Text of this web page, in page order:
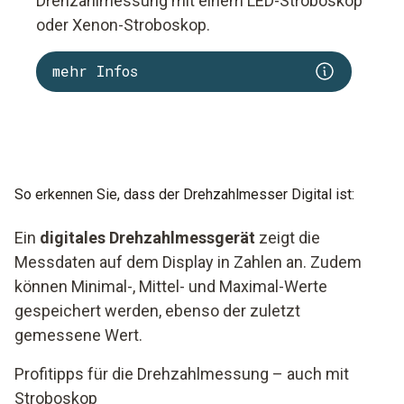
oder Xenon-Stroboskop.
mehr Infos
So erkennen Sie, dass der Drehzahlmesser Digital ist:
Ein digitales Drehzahlmessgerät zeigt die
Messdaten auf dem Display in Zahlen an. Zudem
können Minimal-, Mittel- und Maximal-Werte
gespeichert werden, ebenso der zuletzt
gemessene Wert.
Profitipps für die Drehzahlmessung – auch mit
Stroboskop